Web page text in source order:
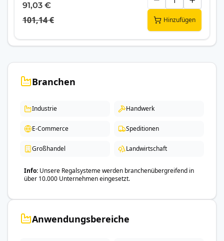
91,03 €
101,14 € Hinzufügen
Branchen
Industrie Handwerk
E-Commerce Speditionen
Großhandel Landwirtschaft
Info Unsere Regalsysteme werden branchenübergreifend in
über 10.000 Unternehmen eingesetzt.
Anwendungsbereiche